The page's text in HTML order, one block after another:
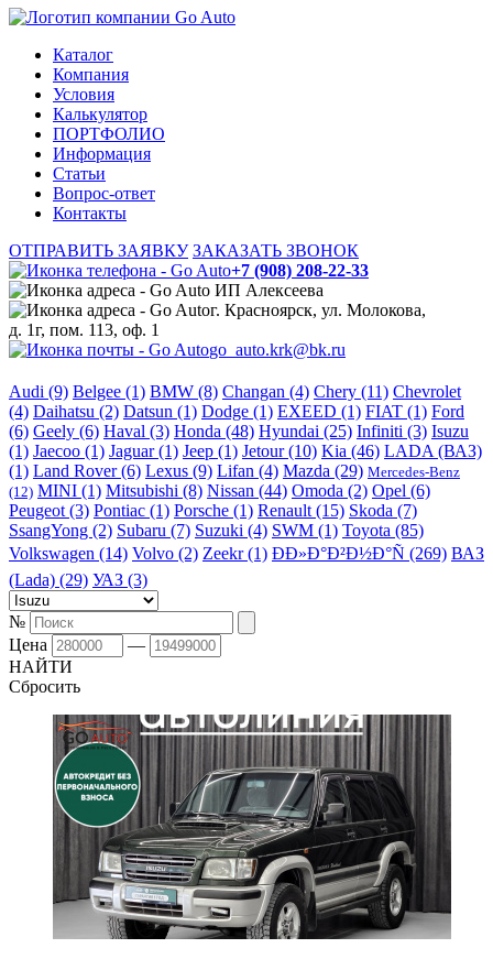
Каталог
Компания
Условия
Калькулятор
ПОРТФОЛИО
Информация
Статьи
Вопрос-ответ
Контакты
ОТПРАВИТЬ ЗАЯВКУ ЗАКАЗАТЬ ЗВОНОК
+7 (908) 208-22-33
ИП Алексеева
г. Красноярск, ул. Молокова,
д. 1г, пом. 113, оф. 1
go_auto.krk@bk.ru
Audi (9) Belgee (1) BMW (8) Changan (4) Chery (11) Chevrolet
(4) Daihatsu (2) Datsun (1) Dodge (1) EXEED (1) FIAT (1) Ford
(6) Geely (6) Haval (3) Honda (48) Hyundai (25) Infiniti (3) Isuzu
(1) Jaecoo (1) Jaguar (1) Jeep (1) Jetour (10) Kia (46) LADA (ВАЗ)
(1) Land Rover (6) Lexus (9) Lifan (4) Mazda (29) Mercedes-Benz
(12) MINI (1) Mitsubishi (8) Nissan (44) Omoda (2) Opel (6)
Peugeot (3) Pontiac (1) Porsche (1) Renault (15) Skoda (7)
SsangYong (2) Subaru (7) Suzuki (4) SWM (1) Toyota (85)
Volkswagen (14) Volvo (2) Zeekr (1) ÐÐ»Ð°Ð²Ð½Ð°Ñ (269) ВАЗ
(Lada) (29) УАЗ (3)
№
Цена
—
НАЙТИ
Сбросить